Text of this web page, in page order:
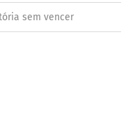
sem vencer